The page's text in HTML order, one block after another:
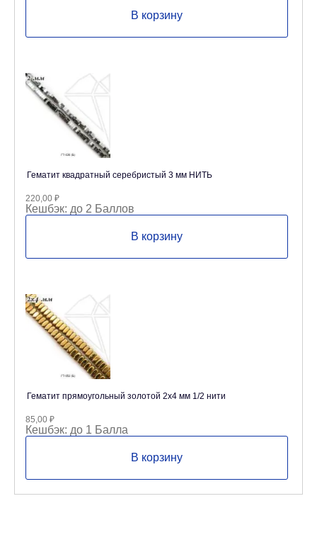
В корзину
Гематит квадратный серебристый 3 мм НИТЬ
220,00 ₽
Кешбэк: до 2 Баллов
В корзину
Гематит прямоугольный золотой 2х4 мм 1/2 нити
85,00 ₽
Кешбэк: до 1 Балла
В корзину